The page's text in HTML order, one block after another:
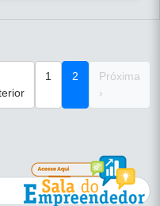
1 2
Próxima
›